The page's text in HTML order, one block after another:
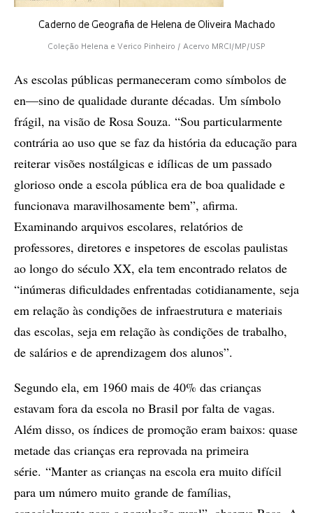
Caderno de Geografia de Helena de Oliveira Machado
Coleção Helena e Verico Pinheiro / Acervo MRCI/MP/USP
As escolas públicas permaneceram como símbolos de
en—sino de qualidade durante décadas. Um símbolo
frágil, na visão de Rosa Souza. “Sou particularmente
contrária ao uso que se faz da história da educação para
reiterar visões nostálgicas e idílicas de um passado
glorioso onde a escola pública era de boa qualidade e
funcionava maravilhosamente bem”, afirma.
Examinando arquivos escolares, relatórios de
professores, diretores e inspetores de escolas paulistas
ao longo do século XX, ela tem encontrado relatos de
“inúmeras dificuldades enfrentadas cotidianamente, seja
em relação às condições de infraestrutura e materiais
das escolas, seja em relação às condições de trabalho,
de salários e de aprendizagem dos alunos”.
Segundo ela, em 1960 mais de 40% das crianças
estavam fora da escola no Brasil por falta de vagas.
Além disso, os índices de promoção eram baixos: quase
metade das crianças era reprovada na primeira
série. “Manter as crianças na escola era muito difícil
para um número muito grande de famílias,